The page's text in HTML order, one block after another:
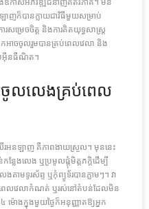
ឡាញក៏បានក្លាយជាវិធីមួយសម្រាប់
រសម្រេចចិត្ត និងការគិតយុទ្ធសាស្ត្រ
អាចចូលរួមបានគ្រប់ពេលវេលា និង
ប់អ៊ីនធឺណិត។
ចូលលេងគ្រប់ពេល
អនឡាញ គឺភាពងាយស្រួល។ មុននេះ
លែងលេង ឬប្រមូលផ្តុំមិត្តភក្តិដើម្បី
ងតាមទូរស័ព្ទ ឬកុំព្យូទ័របានភ្លាមៗ។ វា
ពេលវេលាកំណត់ ឬរស់នៅតំបន់ដែលមិន
ម៉ោងក្នុងមួយថ្ងៃក៏អនុញ្ញាតឱ្យអ្នក